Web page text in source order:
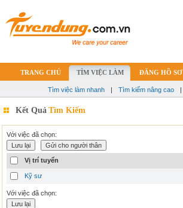
TRANG CHỦ TÌM VIỆC LÀM ĐĂNG HỒ SƠ
Tìm việc làm nhanh | Tìm kiếm nâng cao |
Kết Quả Tìm Kiếm
Với việc đã chọn:
Vị trí tuyển
Kỹ sư
Với việc đã chọn: